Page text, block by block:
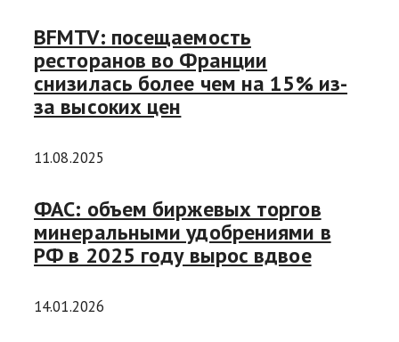
BFMTV: посещаемость
ресторанов во Франции
снизилась более чем на 15% из-
за высоких цен
11.08.2025
ФАС: объем биржевых торгов
минеральными удобрениями в
РФ в 2025 году вырос вдвое
14.01.2026